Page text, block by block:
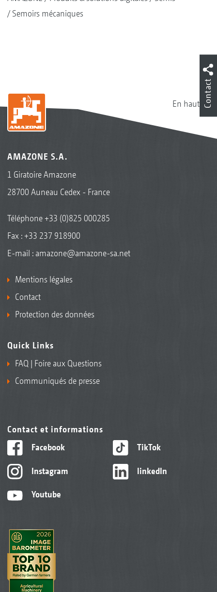
Semoirs mécaniques
En haut
AMAZONE S.A.
1 Giratoire Amazone
28700 Auneau Cedex - France
Téléphone+33 (0)825 000285
Fax : +33 237 918900
E-mail : amazone@amazone-sa.net
Mentions légales
Contact
Protection des données
Quick Links
FAQ | Foire aux Questions
Communiqués de presse
Contact et informations
Facebook
Instagram
Youtube
TikTok
linkedIn
Contact